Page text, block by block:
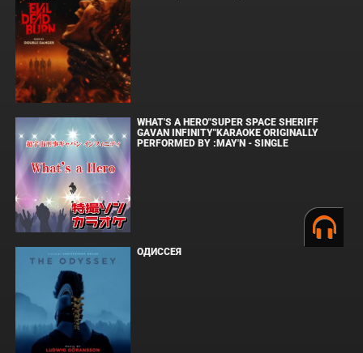
WHAT'S A HERO"SUPER SPACE SHERIFF
GAVAN INFINITY"KARAOKE ORIGINALLY
PERFORMED BY :MAY'N - SINGLE
ОДИССЕЯ